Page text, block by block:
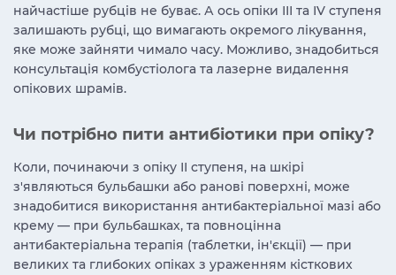
найчастіше рубців не буває. А ось опіки ІІІ та ІV ступеня
залишають рубці, що вимагають окремого лікування,
яке може зайняти чимало часу. Можливо, знадобиться
консультація комбустіолога та лазерне видалення
опікових шрамів.
Чи потрібно пити антибіотики при опіку?
Коли, починаючи з опіку ІІ ступеня, на шкірі
з'являються бульбашки або ранові поверхні, може
знадобитися використання антибактеріальної мазі або
крему — при бульбашках, та повноцінна
антибактеріальна терапія (таблетки, ін'єкції) — при
великих та глибоких опіках з ураженням кісткових